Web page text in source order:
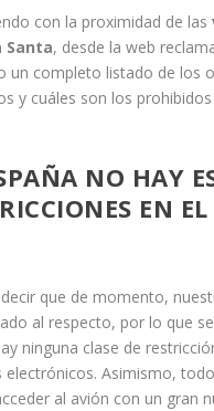
con la proximidad de las
Santa, desde la web
un completo listado de los
y cuáles son los
NO HAY
EN
que de momento,
al respecto, por lo que
ninguna clase de
electrónicos. Asimismo,
al avión con un gran